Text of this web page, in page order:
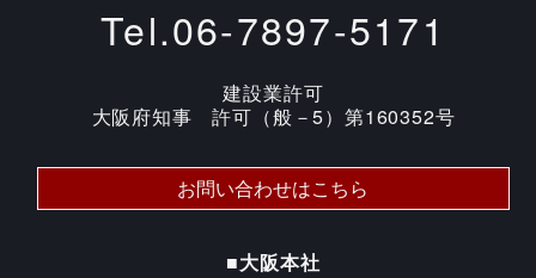
Tel.06-7897-5171
建設業許可
大阪府知事 許可（般－5）第160352号
お問い合わせはこちら
■大阪本社